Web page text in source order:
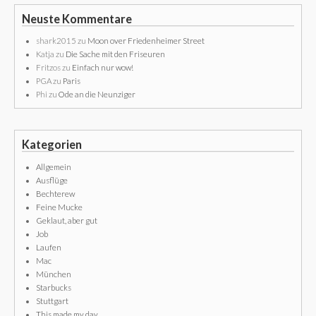
Neuste Kommentare
shark2015 zu Moon over Friedenheimer Street
Katja zu Die Sache mit den Friseuren
Fritzoszu Einfach nur wow!
PGAzu Paris
Phi zu Ode an die Neunziger
Kategorien
Allgemein
Ausflüge
Bechterew
Feine Mucke
Geklaut, aber gut
Job
Laufen
Mac
München
Starbucks
Stuttgart